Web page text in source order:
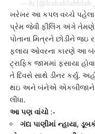
ખરેખર આ કપલ વચ્ચે પહેલા
પ્રેમ જેવી ફીલિંગ અંગે તેમણે
પોતાના મિત્રને છોડીને જઇ
ફ્લાય ઓવરના કારણે આ
ટ્રાફિક જામમાં ફસાયા
તે દિવસે સાથે ડીનર કર્યુ.
થઇ અને બંનેએ એકબીજાને 3
લીધા.
આ પણ વાંચો :-
ગંદા પાણીમાં ન્હાયા,